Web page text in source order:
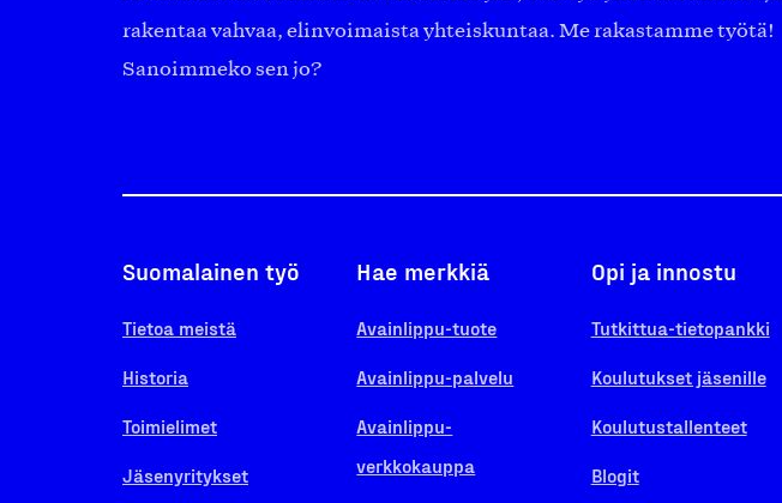
rakentaa vahvaa, elinvoimaista yhteiskuntaa. Me rakastamme työtä!
Sanoimmeko sen jo?
Suomalainen työ
Tietoa meistä
Historia
Toimielimet
Jäsenyritykset
Hae merkkiä
Avainlippu-tuote
Avainlippu-palvelu
Avainlippu-
verkkokauppa
Opi ja innostu
Tutkittua-tietopankki
Koulutukset jäsenille
Koulutustallenteet
Blogit